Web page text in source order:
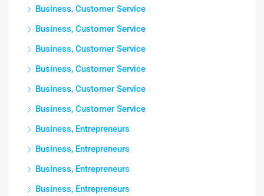
Business, Customer Service
Business, Customer Service
Business, Customer Service
Business, Customer Service
Business, Customer Service
Business, Customer Service
Business, Entrepreneurs
Business, Entrepreneurs
Business, Entrepreneurs
Business, Entrepreneurs